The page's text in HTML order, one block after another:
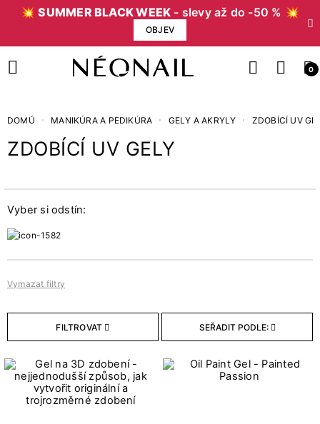
💥SUMMER BLACK WEEK - slevy až do -50 % 💥
OBJEV
0
Cena
Kč Kč
Kategorie
3D Gel 1
Paint Gely
Bestsellery
Bestsellery 0
DOMŮ MANIKÚRA A PEDIKÚRA GELY A AKRYLY ZDOBÍCÍ UV
ZDOBÍCÍ UV GELY
Vyber si odstín:
Vymazat filtry
FILTROVAT SEŘADIT PODLE: